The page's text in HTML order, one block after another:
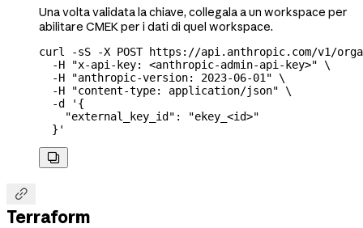
Una volta validata la chiave, collegala a un workspace per
abilitare CMEK per i dati di quel workspace.
curl -sS -X POST https://api.anthropic.com/v1/
  -H
"x-api-key: <anthropic-admin-api-key>" \
  -H
"anthropic-version: 2023-06-01" \
  -H
"content-type: application/json" \
  -d
'{
    "external_key_id": "ekey_<id>"
  }'


Terraform